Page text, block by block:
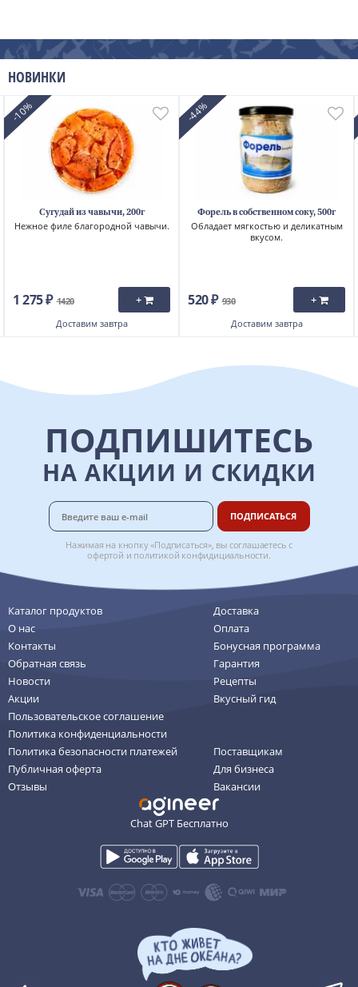
НОВИНКИ
-10%
Сугудай из чавычи, 200г
Нежное филе благородной чавычи.
1 275 ₽ 1420 +
Доставим завтра
-44%
Форель в собственном соку, 500г
Обладает мягкостью и деликатным
вкусом.
520 ₽ 930 +
Доставим завтра
ПОДПИШИТЕСЬ
НА АКЦИИ И СКИДКИ
ПОДПИСАТЬСЯ
Нажимая на кнопку «Подписаться», вы соглашаетесь с
офертой и политикой конфидициальности.
Каталог продуктов
О нас
Контакты
Обратная связь
Новости
Акции
Пользовательское соглашение
Политика конфиденциальности
Политика безопасности платежей
Публичная оферта
Отзывы
Доставка
Оплата
Бонусная программа
Гарантия
Рецепты
Вкусный гид
Поставщикам
Для бизнеса
Вакансии
Chat GPT Бесплатно